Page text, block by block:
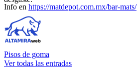
Info en https://matdepot.com.mx/bar-mats/
Pisos de goma
Ver todas las entradas